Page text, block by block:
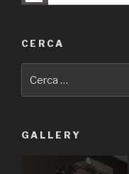
CERCA
GALLERY